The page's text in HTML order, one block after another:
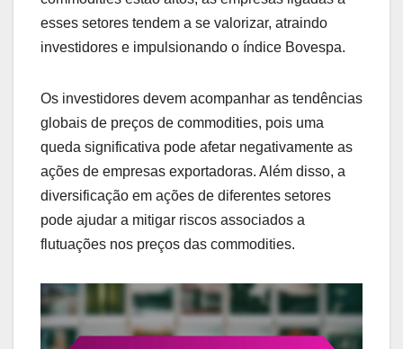
esses setores tendem a se valorizar, atraindo
investidores e impulsionando o índice Bovespa.
Os investidores devem acompanhar as tendências
globais de preços de commodities, pois uma
queda significativa pode afetar negativamente as
ações de empresas exportadoras. Além disso, a
diversificação em ações de diferentes setores
pode ajudar a mitigar riscos associados a
flutuações nos preços das commodities.